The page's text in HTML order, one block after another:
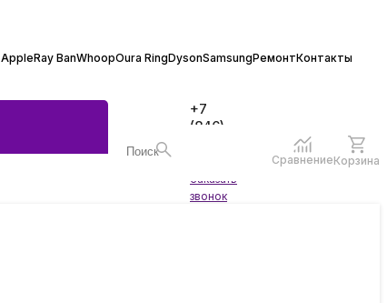
AppleRay BanWhoopOura RingDysonSamsungРемонтКонтакты
+7
(846)
Заказать
звонок
СравнениеКорзина